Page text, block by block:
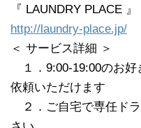
『 LAUNDRY PLACE 』
http://laundry-place.jp/
＜ サービス詳細 ＞
１．9:00-19:00のお好
依頼いただけます
２．ご自宅で専任ド